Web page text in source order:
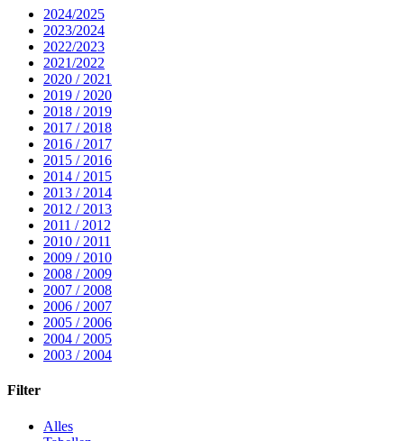
2024/2025
2023/2024
2022/2023
2021/2022
2020 / 2021
2019 / 2020
2018 / 2019
2017 / 2018
2016 / 2017
2015 / 2016
2014 / 2015
2013 / 2014
2012 / 2013
2011 / 2012
2010 / 2011
2009 / 2010
2008 / 2009
2007 / 2008
2006 / 2007
2005 / 2006
2004 / 2005
2003 / 2004
Filter
Alles